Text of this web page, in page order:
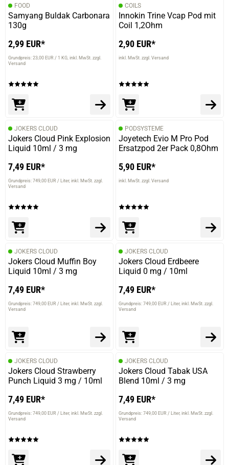
FOOD
Samyang Buldak Carbonara
130g
2,99 EUR*
Grundpreis: 23,00 EUR / 1 KG inkl. MwSt. zzgl.
Versand
COILS
Innokin Trine Vcap Pod mit
Coil 1,2Ohm
2,90 EUR*
inkl. MwSt. zzgl. Versand
JOKERS CLOUD
Jokers Cloud Pink Explosion
Liquid 10ml / 3 mg
7,49 EUR*
Grundpreis: 749,00 EUR / Liter inkl. MwSt. zzgl.
Versand
PODSYSTEME
Joyetech Evio M Pro Pod
Ersatzpod 2er Pack 0,8Ohm
5,90 EUR*
inkl. MwSt. zzgl. Versand
JOKERS CLOUD
Jokers Cloud Muffin Boy
Liquid 10ml / 3 mg
7,49 EUR*
Grundpreis: 749,00 EUR / Liter inkl. MwSt. zzgl.
Versand
JOKERS CLOUD
Jokers Cloud Erdbeere
Liquid 0 mg / 10ml
7,49 EUR*
Grundpreis: 749,00 EUR / Liter inkl. MwSt. zzgl.
Versand
JOKERS CLOUD
Jokers Cloud Strawberry
Punch Liquid 3 mg / 10ml
7,49 EUR*
Grundpreis: 749,00 EUR / Liter inkl. MwSt. zzgl.
Versand
JOKERS CLOUD
Jokers Cloud Tabak USA
Blend 10ml / 3 mg
7,49 EUR*
Grundpreis: 749,00 EUR / Liter inkl. MwSt. zzgl.
Versand